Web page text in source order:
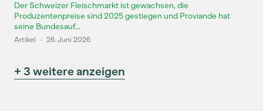
Der Schweizer Fleischmarkt ist gewachsen, die
Produzentenpreise sind 2025 gestiegen und Proviande hat
seine Bundesauf...
Artikel · 26. Juni 2026
+ 3 weitere anzeigen